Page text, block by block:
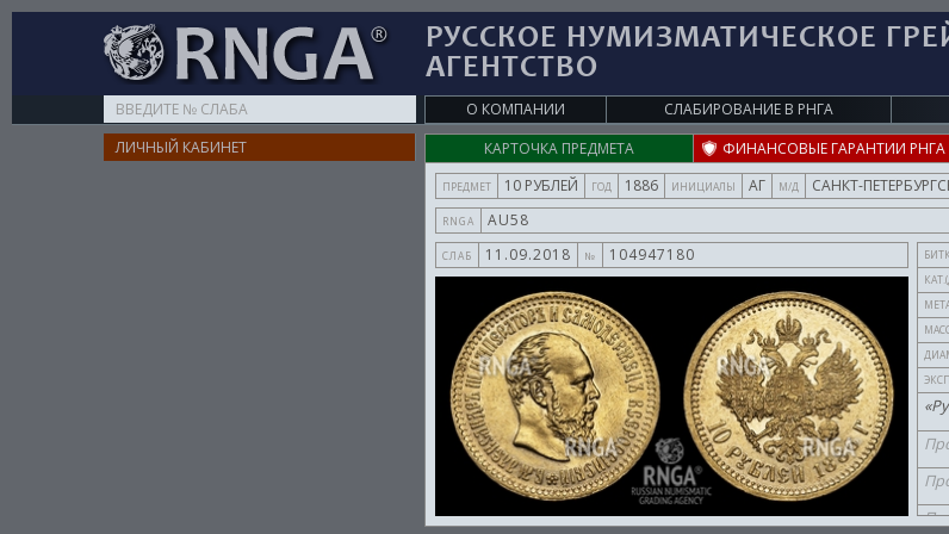
РУССКОЕ НУМИЗМАТИЧЕСКОЕ
АГЕНТСТВО
your
search
О КОМПАНИИ СЛАБИРОВАНИЕ В РНГА
ЛИЧНЫЙ КАБИНЕТ
КАРТОЧКА ПРЕДМЕТА ФИНАНСОВЫЕ ГАРАНТИИ РНГА
ПРЕДМЕТ 10 РУБЛЕЙ ГОД 1886 ИНИЦИАЛЫ АГ М/Д САНКТ-
RNGA AU58
СЛАБ 11.09.2018 № 104947180